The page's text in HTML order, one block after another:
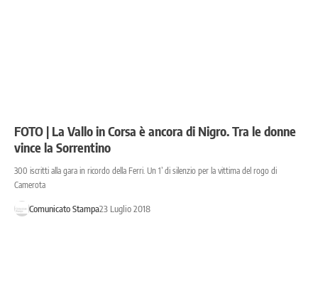
FOTO | La Vallo in Corsa è ancora di Nigro. Tra le donne
vince la Sorrentino
300 iscritti alla gara in ricordo della Ferri. Un 1’ di silenzio per la vittima del rogo di
Camerota
Comunicato Stampa23 Luglio 2018